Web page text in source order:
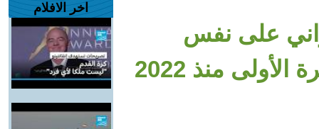
على نفس
منذ 2022
اخر الافلام